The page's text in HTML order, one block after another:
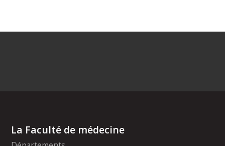
La Faculté de médecine